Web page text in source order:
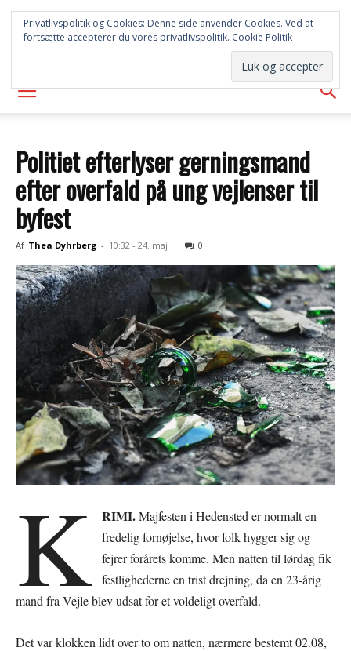
SYD
AVISEN
Politiet efterlyser gerningsmand
efter overfald på ung vejlenser til
byfest
Af Thea Dyhrberg - 10:32 - 24. maj 0
K RIMI.Majfesten i Hedensted er normalt en
fredelig fornøjelse, hvor folk hygger sig og
fejrer forårets komme. Men natten til lørdag fik
festlighederne en trist drejning, da en 23-årig
mand fra Vejle blev udsat for et voldeligt overfald.
Det var klokken lidt over to om natten, nærmere bestemt 02.08,
Privatlivspolitik og Cookies: Denne side anvender Cookies. Ved at
fortsætte accepterer du vores privatlivspolitik. Cookie Politik